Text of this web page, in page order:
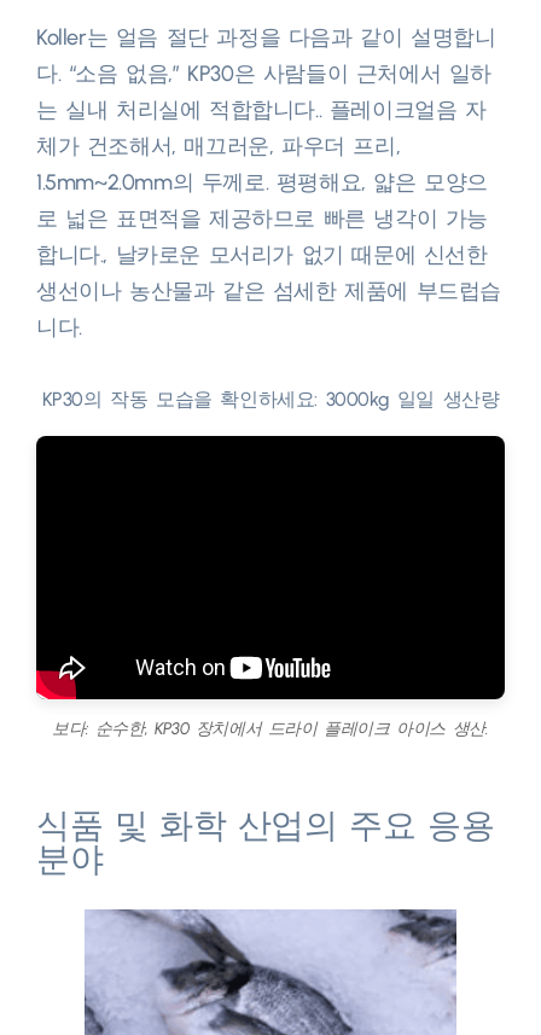
Koller는 얼음 절단 과정을 다음과 같이 설명합니
다. “소음 없음,” KP30은 사람들이 근처에서 일하
는 실내 처리실에 적합합니다.. 플레이크얼음 자
체가 건조해서, 매끄러운, 파우더 프리,
1.5mm~2.0mm의 두께로. 평평해요, 얇은 모양으
로 넓은 표면적을 제공하므로 빠른 냉각이 가능
합니다., 날카로운 모서리가 없기 때문에 신선한
생선이나 농산물과 같은 섬세한 제품에 부드럽습
니다.​
KP30의 작동 모습을 확인하세요: 3000kg 일일 생산량
보다: 순수한, KP30 장치에서 드라이 플레이크 아이스 생산.
식품 및 화학 산업의 주요 응용
분야